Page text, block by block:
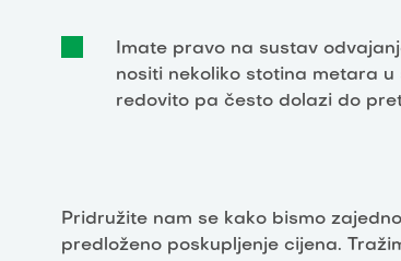
Imate pravo na sustav
nositi nekoliko stotina metara
redovito pa često dolazi do
Pridružite nam se kako bismo
predloženo poskupljenje cijena.